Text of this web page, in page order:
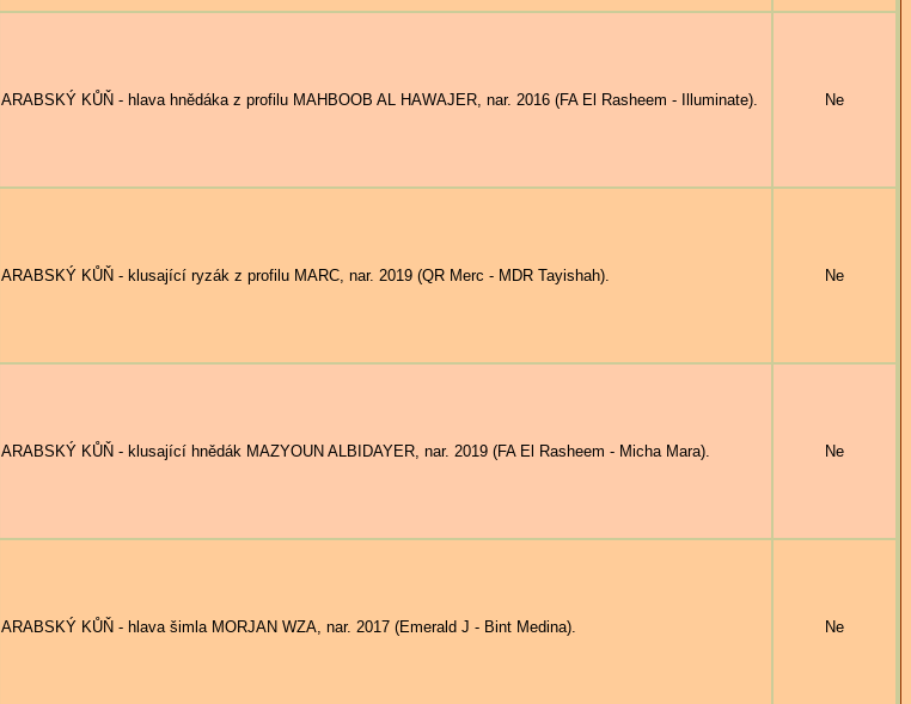
ARABSKÝ KŮŇ - hlava hnědáka z profilu MAHBOOB AL HAWAJER, nar. 2016 (FA El Rasheem - Illuminate). Ne
ARABSKÝ KŮŇ - klusající ryzák z profilu MARC, nar. 2019 (QR Merc - MDR Tayishah). Ne
ARABSKÝ KŮŇ - klusající hnědák MAZYOUN ALBIDAYER, nar. 2019 (FA El Rasheem - Micha Mara). Ne
ARABSKÝ KŮŇ - hlava šimla MORJAN WZA, nar. 2017 (Emerald J - Bint Medina). Ne